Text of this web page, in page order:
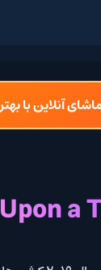
با بهترین سرعت،